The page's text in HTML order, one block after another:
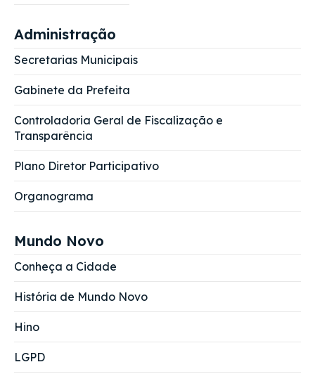
Administração
Secretarias Municipais
Gabinete da Prefeita
Controladoria Geral de Fiscalização e
Transparência
Plano Diretor Participativo
Organograma
Mundo Novo
Conheça a Cidade
História de Mundo Novo
Hino
LGPD